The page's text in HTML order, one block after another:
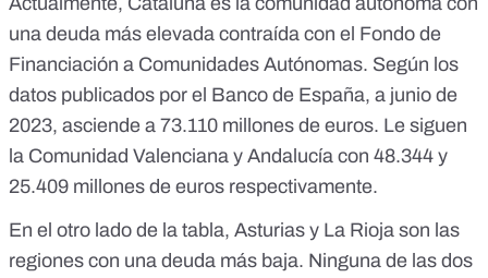
una deuda más elevada contraída con el Fondo de
Financiación a Comunidades Autónomas. Según los
datos publicados por el Banco de España, a junio de
2023, asciende a 73.110 millones de euros. Le siguen
la Comunidad Valenciana y Andalucía con 48.344 y
25.409 millones de euros respectivamente.
En el otro lado de la tabla, Asturias y La Rioja son las
regiones con una deuda más baja. Ninguna de las dos